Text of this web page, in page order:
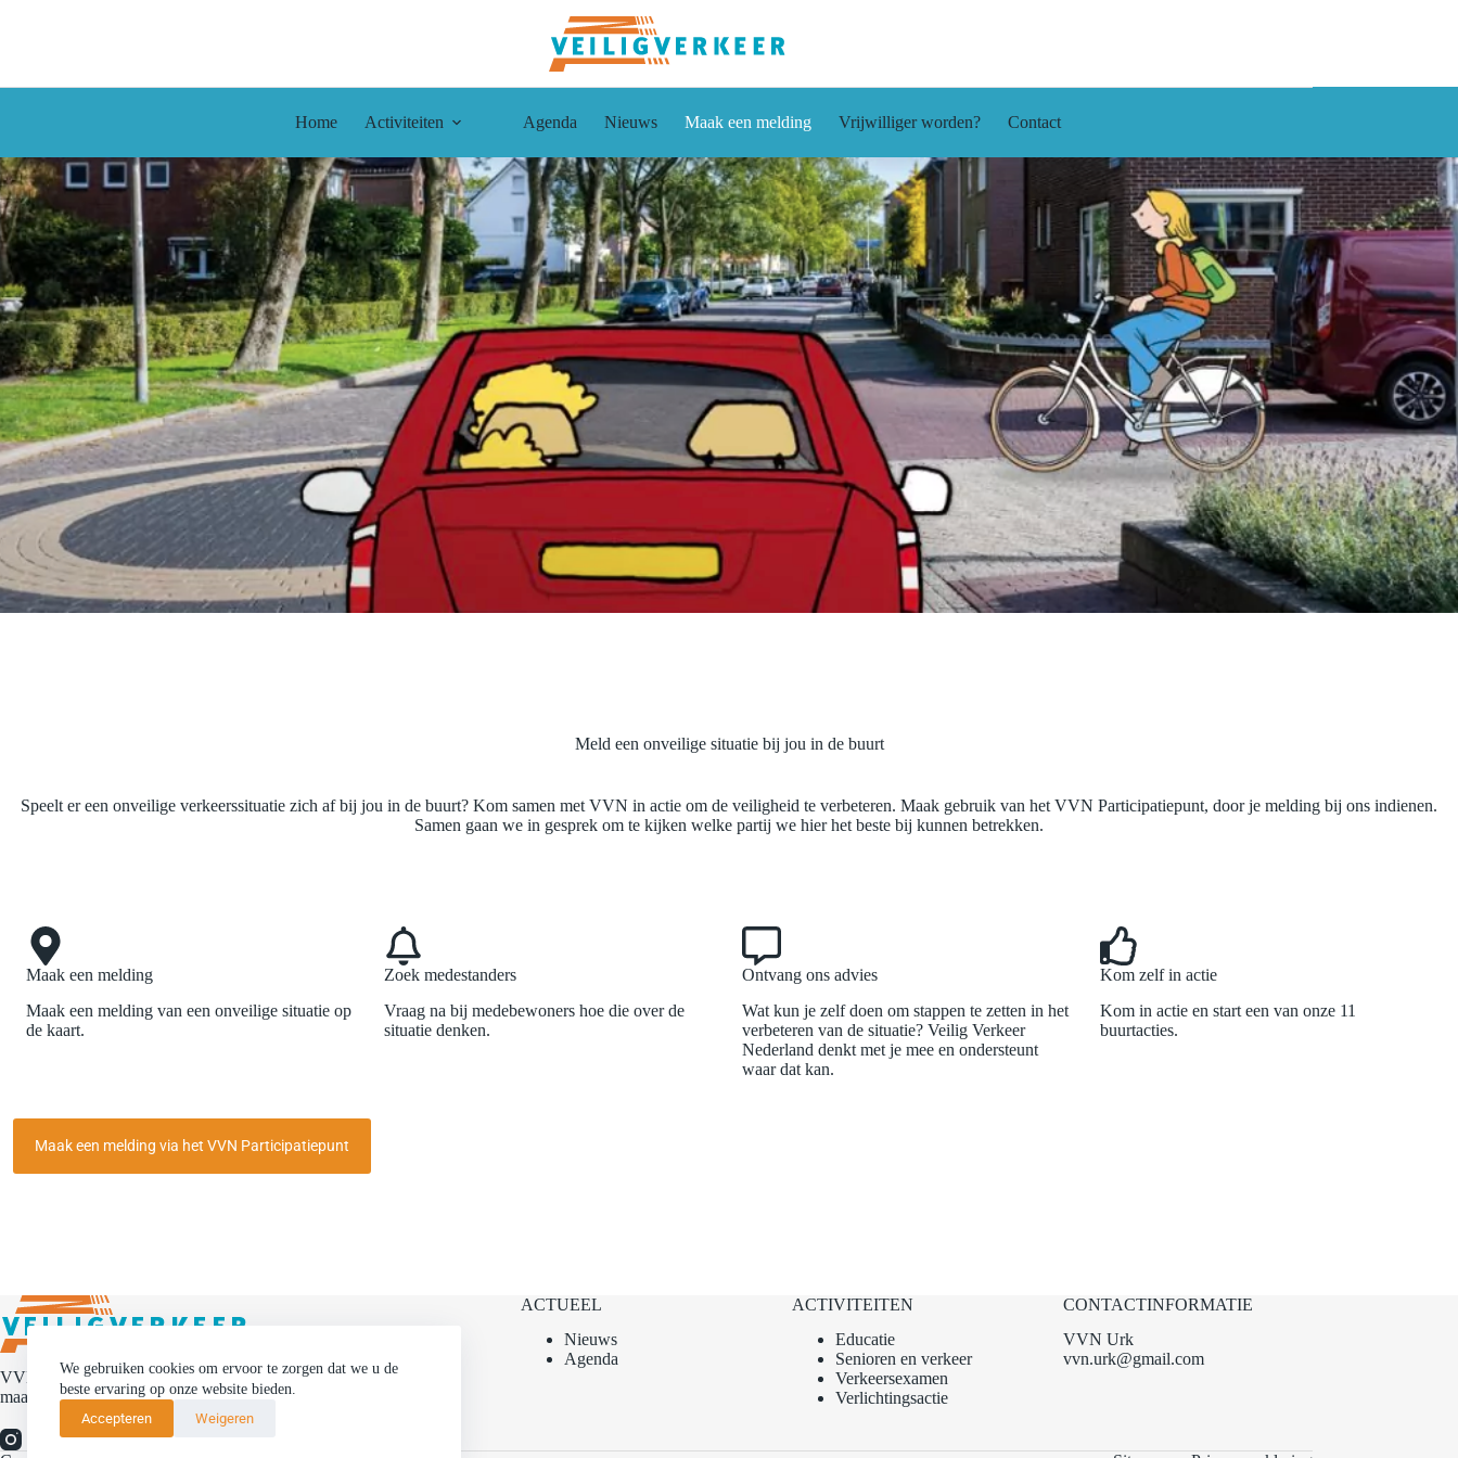
We gebruiken cookies om ervoor te zorgen dat we u de
beste ervaring op onze website bieden.
Accepteren
Weigeren
Home Activiteiten Agenda Nieuws Maak een melding Vrijwilliger worden? Contact
Meld een onveilige situatie bij jou in de buurt
Speelt er een onveilige verkeerssituatie zich af bij jou in de buurt? Kom samen met VVN in actie om de veiligheid te verbeteren. Maak gebruik van het VVN Participatiepunt, door je melding bij ons indienen.
Samen gaan we in gesprek om te kijken welke partij we hier het beste bij kunnen betrekken.
Maak een melding
Maak een melding van een onveilige situatie op
de kaart.
Zoek medestanders
Vraag na bij medebewoners hoe die over de
situatie denken.
Ontvang ons advies
Wat kun je zelf doen om stappen te zetten in het
verbeteren van de situatie? Veilig Verkeer
Nederland denkt met je mee en ondersteunt
waar dat kan.
Kom zelf in actie
Kom in actie en start een van onze 11
buurtacties.
Maak een melding via het VVN Participatiepunt
VVN Urk is onderdeel van Veilig Verkeer Nederland. Wij zijn dé
maatschappelijke organisatie voor verkeersveiligheid op Urk.
Instagram Facebook
ACTUEEL
Nieuws
Agenda
ACTIVITEITEN
Educatie
Senioren en verkeer
Verkeersexamen
Verlichtingsactie
CONTACTINFORMATIE
VVN Urk
vvn.urk@gmail.com